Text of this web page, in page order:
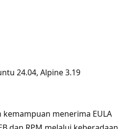
24.04, Alpine 3.19
menerima EULA